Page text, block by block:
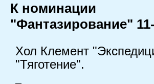
К номинации
"Фантазирование"
Хол Клемент
"Тяготение".